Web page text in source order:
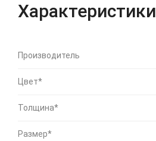
Характеристики
Производитель
Цвет*
Толщина*
Размер*